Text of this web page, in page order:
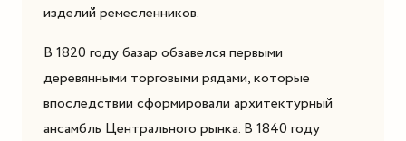
изделий ремесленников.
В 1820 году базар обзавелся первыми
деревянными торговыми рядами, которые
впоследствии сформировали архитектурный
ансамбль Центрального рынка. В 1840 году